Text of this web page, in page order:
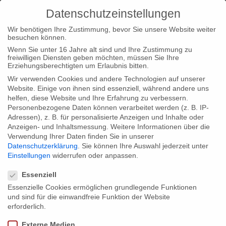
Home Type|News
Blood in the Mobile on the One World
Festival in Prague
Blood in the Mobile on the One World
Festival in Prague
Our film “Blood in the Mobile” will be screened on the One World
– International Festival for Human Rights in Prague, Czech
Datenschutzeinstellungen
Wir benötigen Ihre Zustimmung, bevor Sie unsere Website weiter
besuchen können.
Wenn Sie unter 16 Jahre alt sind und Ihre Zustimmung zu
freiwilligen Diensten geben möchten, müssen Sie Ihre
Erziehungsberechtigten um Erlaubnis bitten.
Wir verwenden Cookies und andere Technologien auf unserer
Website. Einige von ihnen sind essenziell, während andere uns
helfen, diese Website und Ihre Erfahrung zu verbessern.
Personenbezogene Daten können verarbeitet werden (z. B. IP-
Adressen), z. B. für personalisierte Anzeigen und Inhalte oder
Anzeigen- und Inhaltsmessung. Weitere Informationen über die
Verwendung Ihrer Daten finden Sie in unserer
Datenschutzerklärung
Sie können Ihre Auswahl jederzeit unter
Einstellungen widerrufen oder anpassen.
Essenziell
Essenzielle Cookies ermöglichen grundlegende Funktionen
und sind für die einwandfreie Funktion der Website
erforderlich.